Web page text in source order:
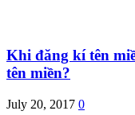
Khi đăng kí tên
tên miền?
July 20, 2017 0